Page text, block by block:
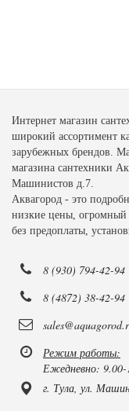
Интернет магазин
широкий ассортимент
зарубежных брендов.
магазина сантехники
Машинистов д.7.
Аквагород - это
низкие цены, огромный
без предоплаты,
8 (930) 794-42-94
8 (4872) 38-42-94
Режим работы:
Ежедневно: 9.00-
г. Тула, ул.